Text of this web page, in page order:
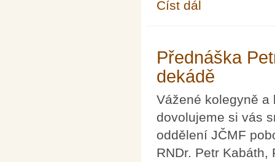
Číst dál
Přednáška
dekádě
Vážené kolegyně a
dovolujeme si vás
oddělení JČMF
RNDr. Petr Kabáth,